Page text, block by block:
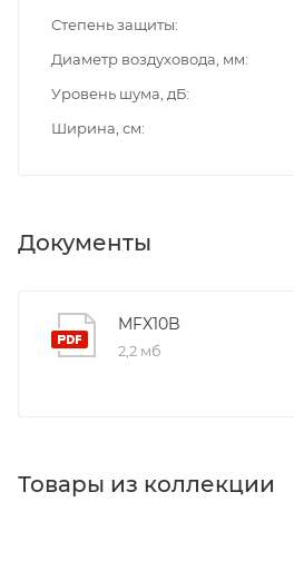
Степень защиты
Диаметр воздуховода, мм
Уровень шума, дБ
Ширина, см
Документы
MFX10B
2,2 мб
Товары из коллекции